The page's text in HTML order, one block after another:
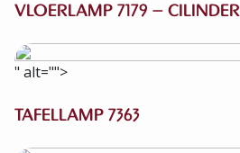
VLOERLAMP 7179 – CILINDER
" alt="">
TAFELLAMP 7363